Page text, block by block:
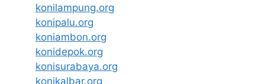
konilampung.org
konipalu.org
koniambon.org
konidepok.org
konisurabaya.org
konikalbar.org